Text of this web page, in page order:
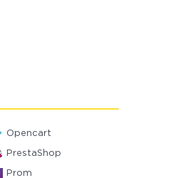
Opencart
PrestaShop
Prom